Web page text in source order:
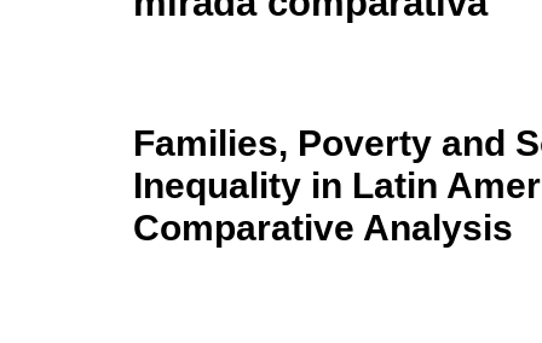
Families, Poverty and
Inequality in Latin
Comparative Analysis